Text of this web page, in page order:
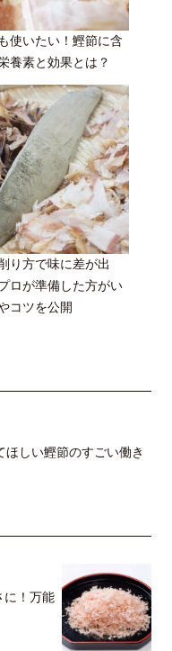
使いたい！鰹節に含
養素と効果とは？
り方で味に差が出
ロが準備した方がい
コツを公開
しい鰹節のすごい働き
に！万能